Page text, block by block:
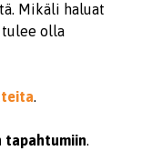
Mikäli haluat
olla
.
tapahtumiin.